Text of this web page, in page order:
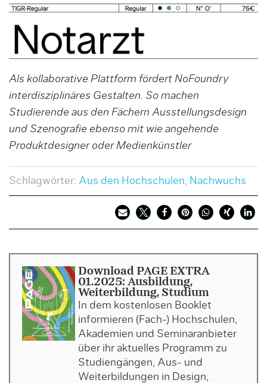
Als kollaborative Plattform fördert NoFoundry
interdisziplinäres Gestalten. So machen
Studierende aus den Fächern Ausstellungsdesign
und Szenografie ebenso mit wie angehende
Produktdesigner oder Medienkünstler
Schlagwörter: Aus den Hochschulen, Nachwuchs
Download PAGE EXTRA
01.2025: Ausbildung,
Weiterbildung, Studium
In dem kostenlosen Booklet
informieren (Fach-) Hochschulen,
Akademien und Seminaranbieter
über ihr aktuelles Programm zu
Studiengängen, Aus- und
Weiterbildungen in Design,